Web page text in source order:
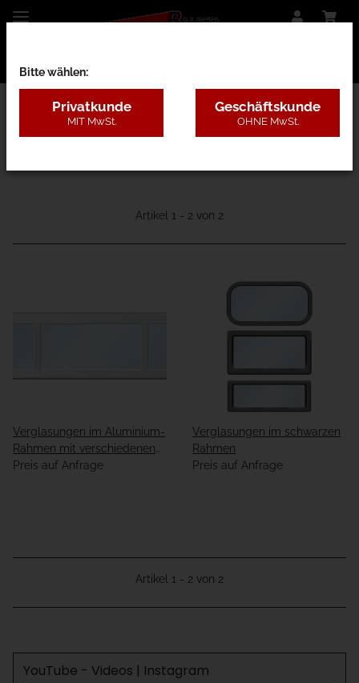
60D - Sektionaltor "Industrie"
Artikel 1 - 2 von 2
Verglasungen im Aluminium-
Rahmen mit verschiedenen
Füllungen
Preis auf Anfrage
Verglasungen im schwarzen
Rahmen
Preis auf Anfrage
Artikel 1 - 2 von 2
YouTube - Videos | Instagram
Bitte wählen:
Privatkunde
MIT MwSt.
Geschäftskunde
OHNE MwSt.